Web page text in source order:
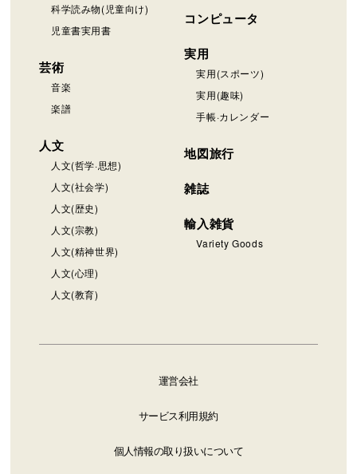
科学読み物(児童向け)
児童書実用書
芸術
音楽
楽譜
人文
人文(哲学·思想)
人文(社会学)
人文(歴史)
人文(宗教)
人文(精神世界)
人文(心理)
人文(教育)
コンピュータ
実用
実用(スポーツ)
実用(趣味)
手帳·カレンダー
地図旅行
雑誌
輸入雑貨
Variety Goods
運営会社
サービス利用規約
個人情報の取り扱いについて